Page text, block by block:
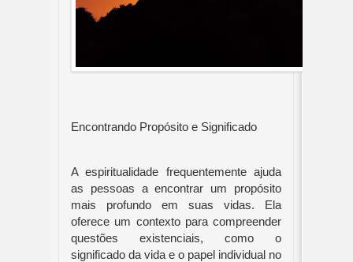
Encontrando Propósito e Significado
A espiritualidade frequentemente ajuda
as pessoas a encontrar um propósito
mais profundo em suas vidas. Ela
oferece um contexto para compreender
questões existenciais, como o
significado da vida e o papel individual no